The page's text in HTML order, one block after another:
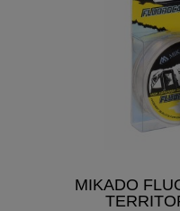
MIKADO